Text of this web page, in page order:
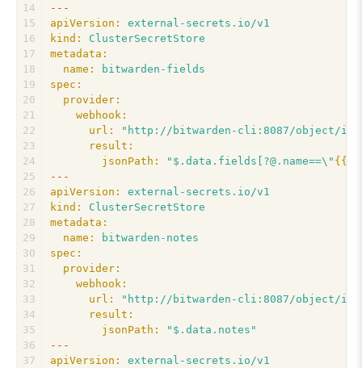
14
15
16
17
18
19
20
21
22
23
24
25
26
27
28
29
30
31
32
33
34
35
36
37
---
apiVersion:
external-secrets.io/v1
kind:
ClusterSecretStore
metadata:
name:
bitwarden-fields
spec:
provider:
webhook:
url:
"http://bitwarden-cli:8087/object/
result:
jsonPath:
"$.data.fields[?@.name==\" {{
---
apiVersion:
external-secrets.io/v1
kind:
ClusterSecretStore
metadata:
name:
bitwarden-notes
spec:
provider:
webhook:
url:
"http://bitwarden-cli:8087/object/
result:
jsonPath:
"$.data.notes"
---
apiVersion:
external-secrets.io/v1